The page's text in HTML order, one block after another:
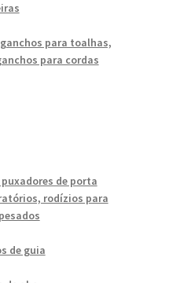
para toalhas,
para cordas
de porta
rodízios para
de guia